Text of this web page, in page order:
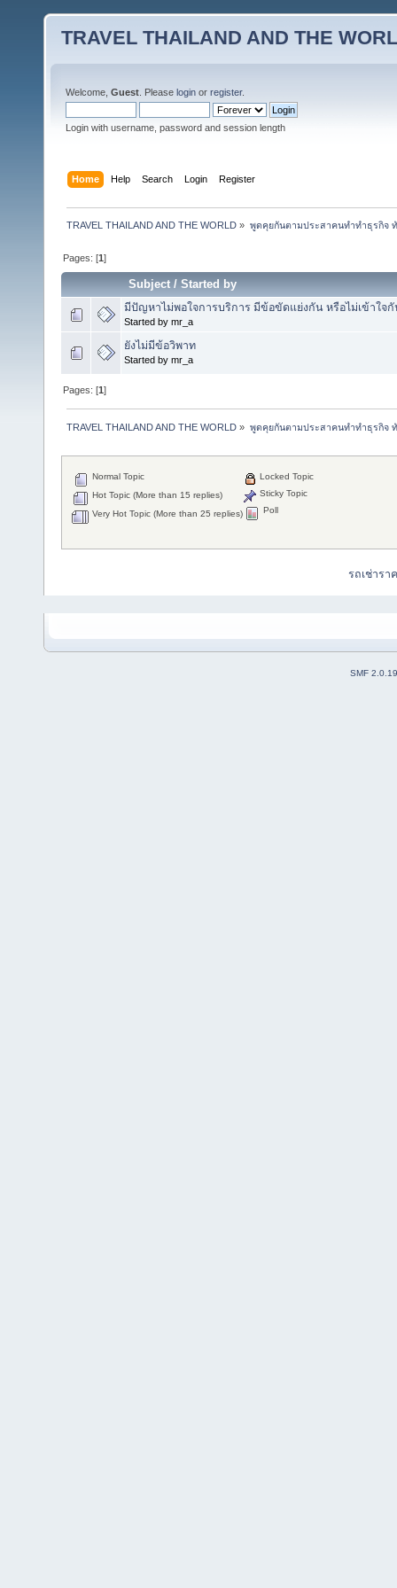
TRAVEL THAILAND AND THE
Welcome, Guest . Please login or register.
Login with username, password and session length
Home Help Search Login Register
TRAVEL THAILAND AND THE WORLD » พูดคุยกันตามประสาคนทำทำธุรกิจ ทั
Pages: [1]
Subject/Started by
มีปัญหาไม่พอใจการบริการ มีข้อขัดแย่งกัน หรือไม่เข้าใจ
Started by mr_a
ยังไม่มีข้อวิพาท
Started by mr_a
Pages: [1]
TRAVEL THAILAND AND THE WORLD » พูดคุยกันตามประสาคนทำทำธุรกิจ ทั
Normal Topic
Hot Topic (More than 15 replies)
Very Hot Topic (More than 25 replies)
Locked Topic
Sticky Topic
Poll
รถเช่าร
SMF 2.0.19